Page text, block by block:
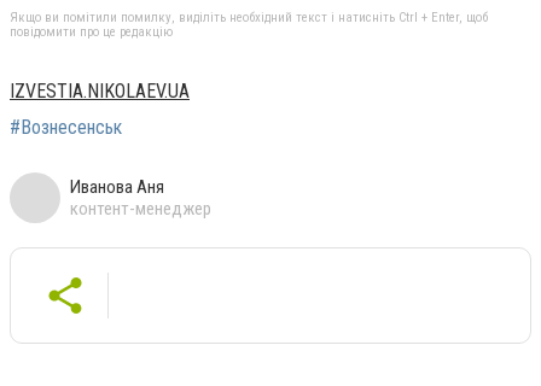
Якщо ви помітили помилку, виділіть необхідний текст і натисніть Ctrl + Enter, щоб
повідомити про це редакцію
IZVESTIA.NIKOLAEV.UA
#Вознесенськ
Иванова Аня
контент-менеджер